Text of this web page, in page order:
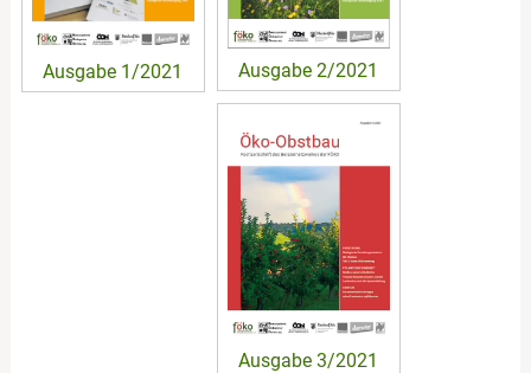
Ausgabe 1/2021 Ausgabe 2/2021
Ausgabe 3/2021